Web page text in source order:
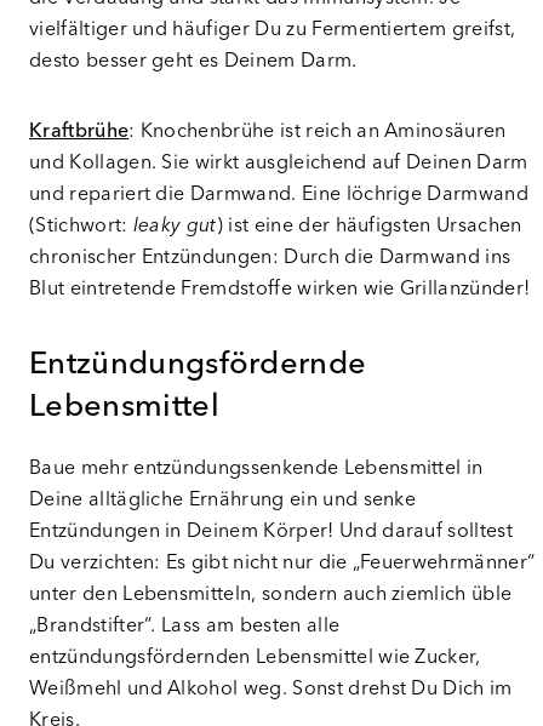
vielfältiger und häufiger Du zu Fermentiertem greifst,
desto besser geht es Deinem Darm.
Kraftbrühe: Knochenbrühe ist reich an Aminosäuren
und Kollagen. Sie wirkt ausgleichend auf Deinen Darm
und repariert die Darmwand. Eine löchrige Darmwand
(Stichwort: leaky gut) ist eine der häufigsten Ursachen
chronischer Entzündungen: Durch die Darmwand ins
Blut eintretende Fremdstoffe wirken wie Grillanzünder!
Entzündungsfördernde
Lebensmittel
Baue mehr entzündungssenkende Lebensmittel in
Deine alltägliche Ernährung ein und senke
Entzündungen in Deinem Körper! Und darauf solltest
Du verzichten: Es gibt nicht nur die „Feuerwehrmänner“
unter den Lebensmitteln, sondern auch ziemlich üble
„Brandstifter“. Lass am besten alle
entzündungsfördernden Lebensmittel wie Zucker,
Weißmehl und Alkohol weg. Sonst drehst Du Dich im
Kreis.